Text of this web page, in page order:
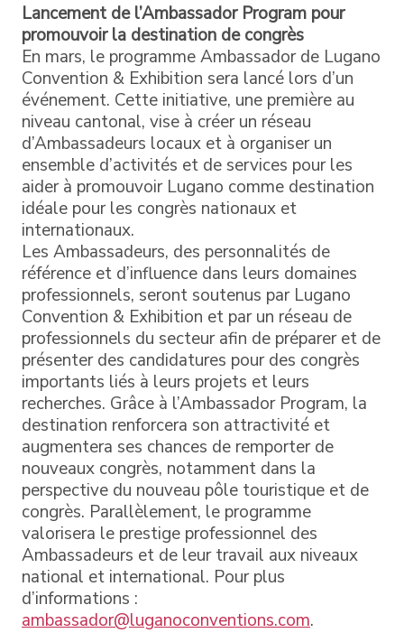
Lancement de l’Ambassador Program pour
promouvoir la destination de congrès
En mars, le programme Ambassador de Lugano
Convention & Exhibition sera lancé lors d’un
événement. Cette initiative, une première au
niveau cantonal, vise à créer un réseau
d’Ambassadeurs locaux et à organiser un
ensemble d’activités et de services pour les
aider à promouvoir Lugano comme destination
idéale pour les congrès nationaux et
internationaux.
Les Ambassadeurs, des personnalités de
référence et d’influence dans leurs domaines
professionnels, seront soutenus par Lugano
Convention & Exhibition et par un réseau de
professionnels du secteur afin de préparer et de
présenter des candidatures pour des congrès
importants liés à leurs projets et leurs
recherches. Grâce à l’Ambassador Program, la
destination renforcera son attractivité et
augmentera ses chances de remporter de
nouveaux congrès, notamment dans la
perspective du nouveau pôle touristique et de
congrès. Parallèlement, le programme
valorisera le prestige professionnel des
Ambassadeurs et de leur travail aux niveaux
national et international. Pour plus
d’informations :
ambassador@luganoconventions.com.